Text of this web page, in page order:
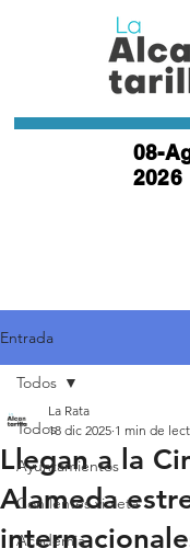
08-
2026
Entrada
Todos
Ayuntamientos
Con lentes violeta
Academia
Todos
Llegan a la
Alameda
La Rata
18 dic 2025 1 min de